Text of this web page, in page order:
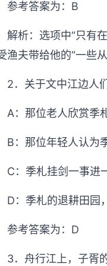
参考答案为：B
解析：选项中“只有
渔夫带给他的“一些
2．关于文中江边人
A：那位老人欣赏季
B：那位年轻人认为
C：季札挂剑一事进
D：季札的退耕田园
参考答案为：D
3．舟行江上，子胥